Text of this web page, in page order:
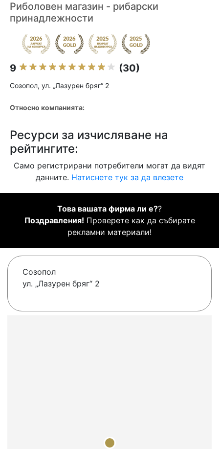
Риболовен магазин - рибарски
принадлежности
9 (30)
Созопол, ул. „Лазурен бряг“ 2
Относно компанията:
Ресурси за изчисляване на
рейтингите:
Само регистрирани потребители могат да видят
данните. Натиснете тук за да влезете
Това вашата фирма ли е??
Поздравления! Проверете как да събирате
рекламни материали!
Созопол
ул. „Лазурен бряг“ 2